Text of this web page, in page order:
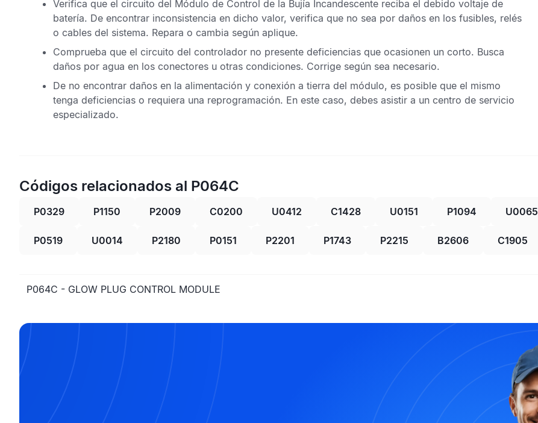
Verifica que el circuito del Módulo de Control de la Bujía Incandescente reciba el debido voltaje de
batería. De encontrar inconsistencia en dicho valor, verifica que no sea por daños en los fusibles, relés
o cables del sistema. Repara o cambia según aplique.
Comprueba que el circuito del controlador no presente deficiencias que ocasionen un corto. Busca
daños por agua en los conectores u otras condiciones. Corrige según sea necesario.
De no encontrar daños en la alimentación y conexión a tierra del módulo, es posible que el mismo
tenga deficiencias o requiera una reprogramación. En este caso, debes asistir a un centro de servicio
especializado.
Códigos relacionados al P064C
P0329 P1150 P2009 C0200 U0412 C1428 U0151 P1094 U0065
P0519 U0014 P2180 P0151 P2201 P1743 P2215 B2606 C1905
P064C - GLOW PLUG CONTROL MODULE